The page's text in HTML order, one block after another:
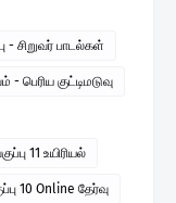
- சிறுவர் பாடல்கள்
பெரிய குட்டிமடுவு
11 உயிரியல்
10 Online தேர்வு